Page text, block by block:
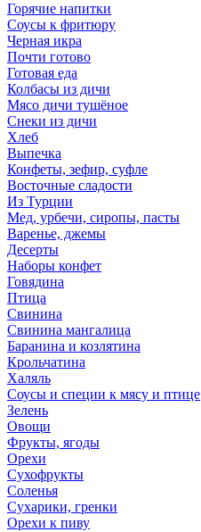
Горячие напитки
Соусы к фритюру
Черная икра
Почти готово
Готовая еда
Колбасы из дичи
Мясо дичи тушёное
Снеки из дичи
Хлеб
Выпечка
Конфеты, зефир, суфле
Восточные сладости
Из Турции
Мед, урбечи, сиропы, пасты
Варенье, джемы
Десерты
Наборы конфет
Говядина
Птица
Свинина
Свинина мангалица
Баранина и козлятина
Крольчатина
Халяль
Соусы и специи к мясу и птице
Зелень
Овощи
Фрукты, ягоды
Орехи
Сухофрукты
Соленья
Сухарики, гренки
Орехи к пиву